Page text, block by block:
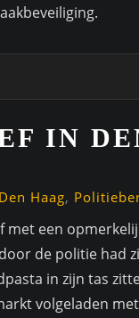
IN
Haag,
met een
de politie had
in zijn tas
volgeladen